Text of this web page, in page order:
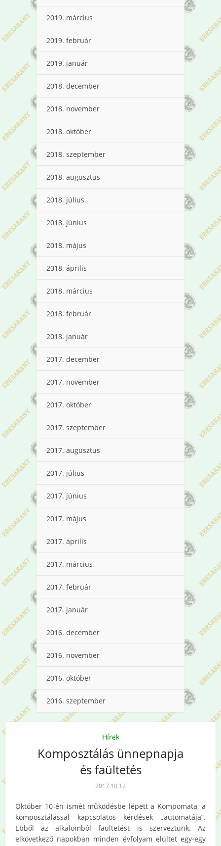
2019. március
2019. február
2019. január
2018. december
2018. november
2018. október
2018. szeptember
2018. augusztus
2018. július
2018. június
2018. május
2018. április
2018. március
2018. február
2018. január
2017. december
2017. november
2017. október
2017. szeptember
2017. augusztus
2017. július
2017. június
2017. május
2017. április
2017. március
2017. február
2017. január
2016. december
2016. november
2016. október
2016. szeptember
Hírek
Komposztálás ünnepnapja
és faültetés
2017.10.12
Október 10-én ismét működésbe lépett a Kompomata, a
komposztálással kapcsolatos kérdések „automatája”.
Ebből az alkalomból faültetést is szerveztünk. Az
elkövetkező napokban minden évfolyam elültet egy-egy